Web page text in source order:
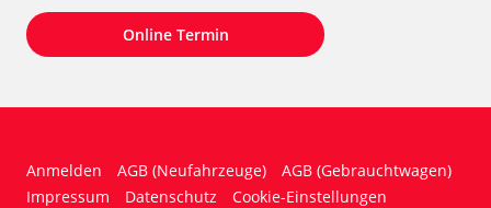
Online Termin
Anmelden AGB (Neufahrzeuge)
AGB (Gebrauchtwagen)
Impressum
Datenschutz Cookie-Einstellungen